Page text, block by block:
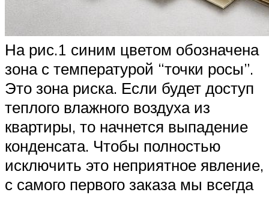
На рис.1 синим цветом обозначена
зона с температурой “точки росы”.
Это зона риска. Если будет доступ
теплого влажного воздуха из
квартиры, то начнется выпадение
конденсата. Чтобы полностью
исключить это неприятное явление,
с самого первого заказа мы всегда